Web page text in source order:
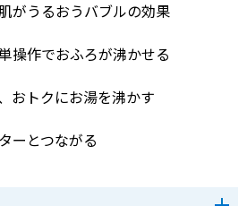
がうるおうバブルの効果
操作でおふろが沸かせる
おトクにお湯を沸かす
ーとつながる